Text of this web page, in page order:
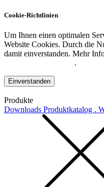
Cookie-Richtlinien
Um Ihnen einen optimalen
Website Cookies. Durch die
damit einverstanden. Mehr
.
Einverstanden
Produkte
Downloads Produktkatalog .